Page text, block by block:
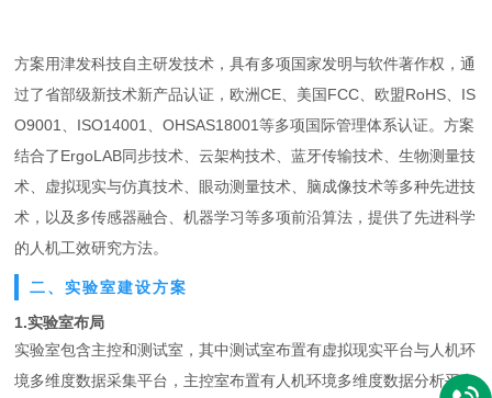
方案用津发科技自主研发技术，具有多项国家发明与软件著作权，通
过了省部级新技术新产品认证，欧洲CE、美国FCC、欧盟RoHS、IS
O9001、ISO14001、OHSAS18001等多项国际管理体系认证。方案
结合了ErgoLAB同步技术、云架构技术、蓝牙传输技术、生物测量技
术、虚拟现实与仿真技术、眼动测量技术、脑成像技术等多种先进技
术，以及多传感器融合、机器学习等多项前沿算法，提供了先进科学
的人机工效研究方法。
二、实验室建设方案
1.实验室布局
实验室包含主控和测试室，其中测试室布置有虚拟现实平台与人机环
境多维度数据采集平台，主控室布置有人机环境多维度数据分析平台